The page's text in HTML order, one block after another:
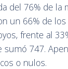
del 76% de la
un 66% de
frente al
sumó 747.
o nulos.